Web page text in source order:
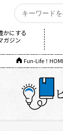
かにする
ガジン
Fun-Life！